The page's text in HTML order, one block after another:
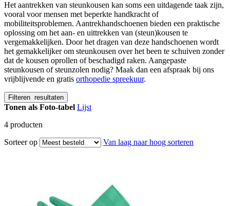
Het aantrekken van steunkousen kan soms een uitdagende taak zijn,
vooral voor mensen met beperkte handkracht of
mobiliteitsproblemen. Aantrekhandschoenen bieden een praktische
oplossing om het aan- en uittrekken van (steun)kousen te
vergemakkelijken. Door het dragen van deze handschoenen wordt
het gemakkelijker om steunkousen over het been te schuiven zonder
dat de kousen oprollen of beschadigd raken. Aangepaste
steunkousen of steunzolen nodig? Maak dan een afspraak bij ons
vrijblijvende en gratis orthopedie spreekuur.
Filteren resultaten
Tonen als Foto-tabel Lijst
4 producten
Sorteer op
Van laag naar hoog sorteren